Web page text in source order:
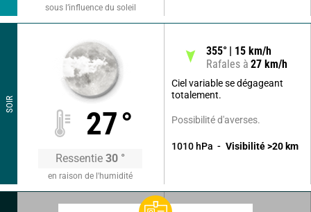
sous l’influence du soleil
SOIR
27°
Ressentie 30 °
en raison de l'humidité
355° 15 km/h
Rafales à 27 km/h
Ciel variable se dégageant
totalement.
Possibilité d'averses.
1010 hPa Visibilité >20 km